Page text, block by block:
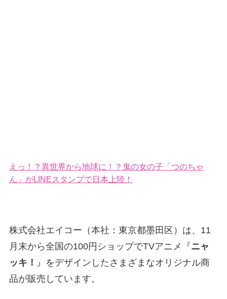
えっ！？異世界から地球に！？鬼の女の子「つのちゃ
ん」がLINEスタンプで日本上陸！
株式会社エイコー（本社：東京都墨田区）は、11
月末から全国の100円ショップでTVアニメ『ニャ
ッキ！ 』をデザインしたさまざまなオリジナル商
品が販売しています。